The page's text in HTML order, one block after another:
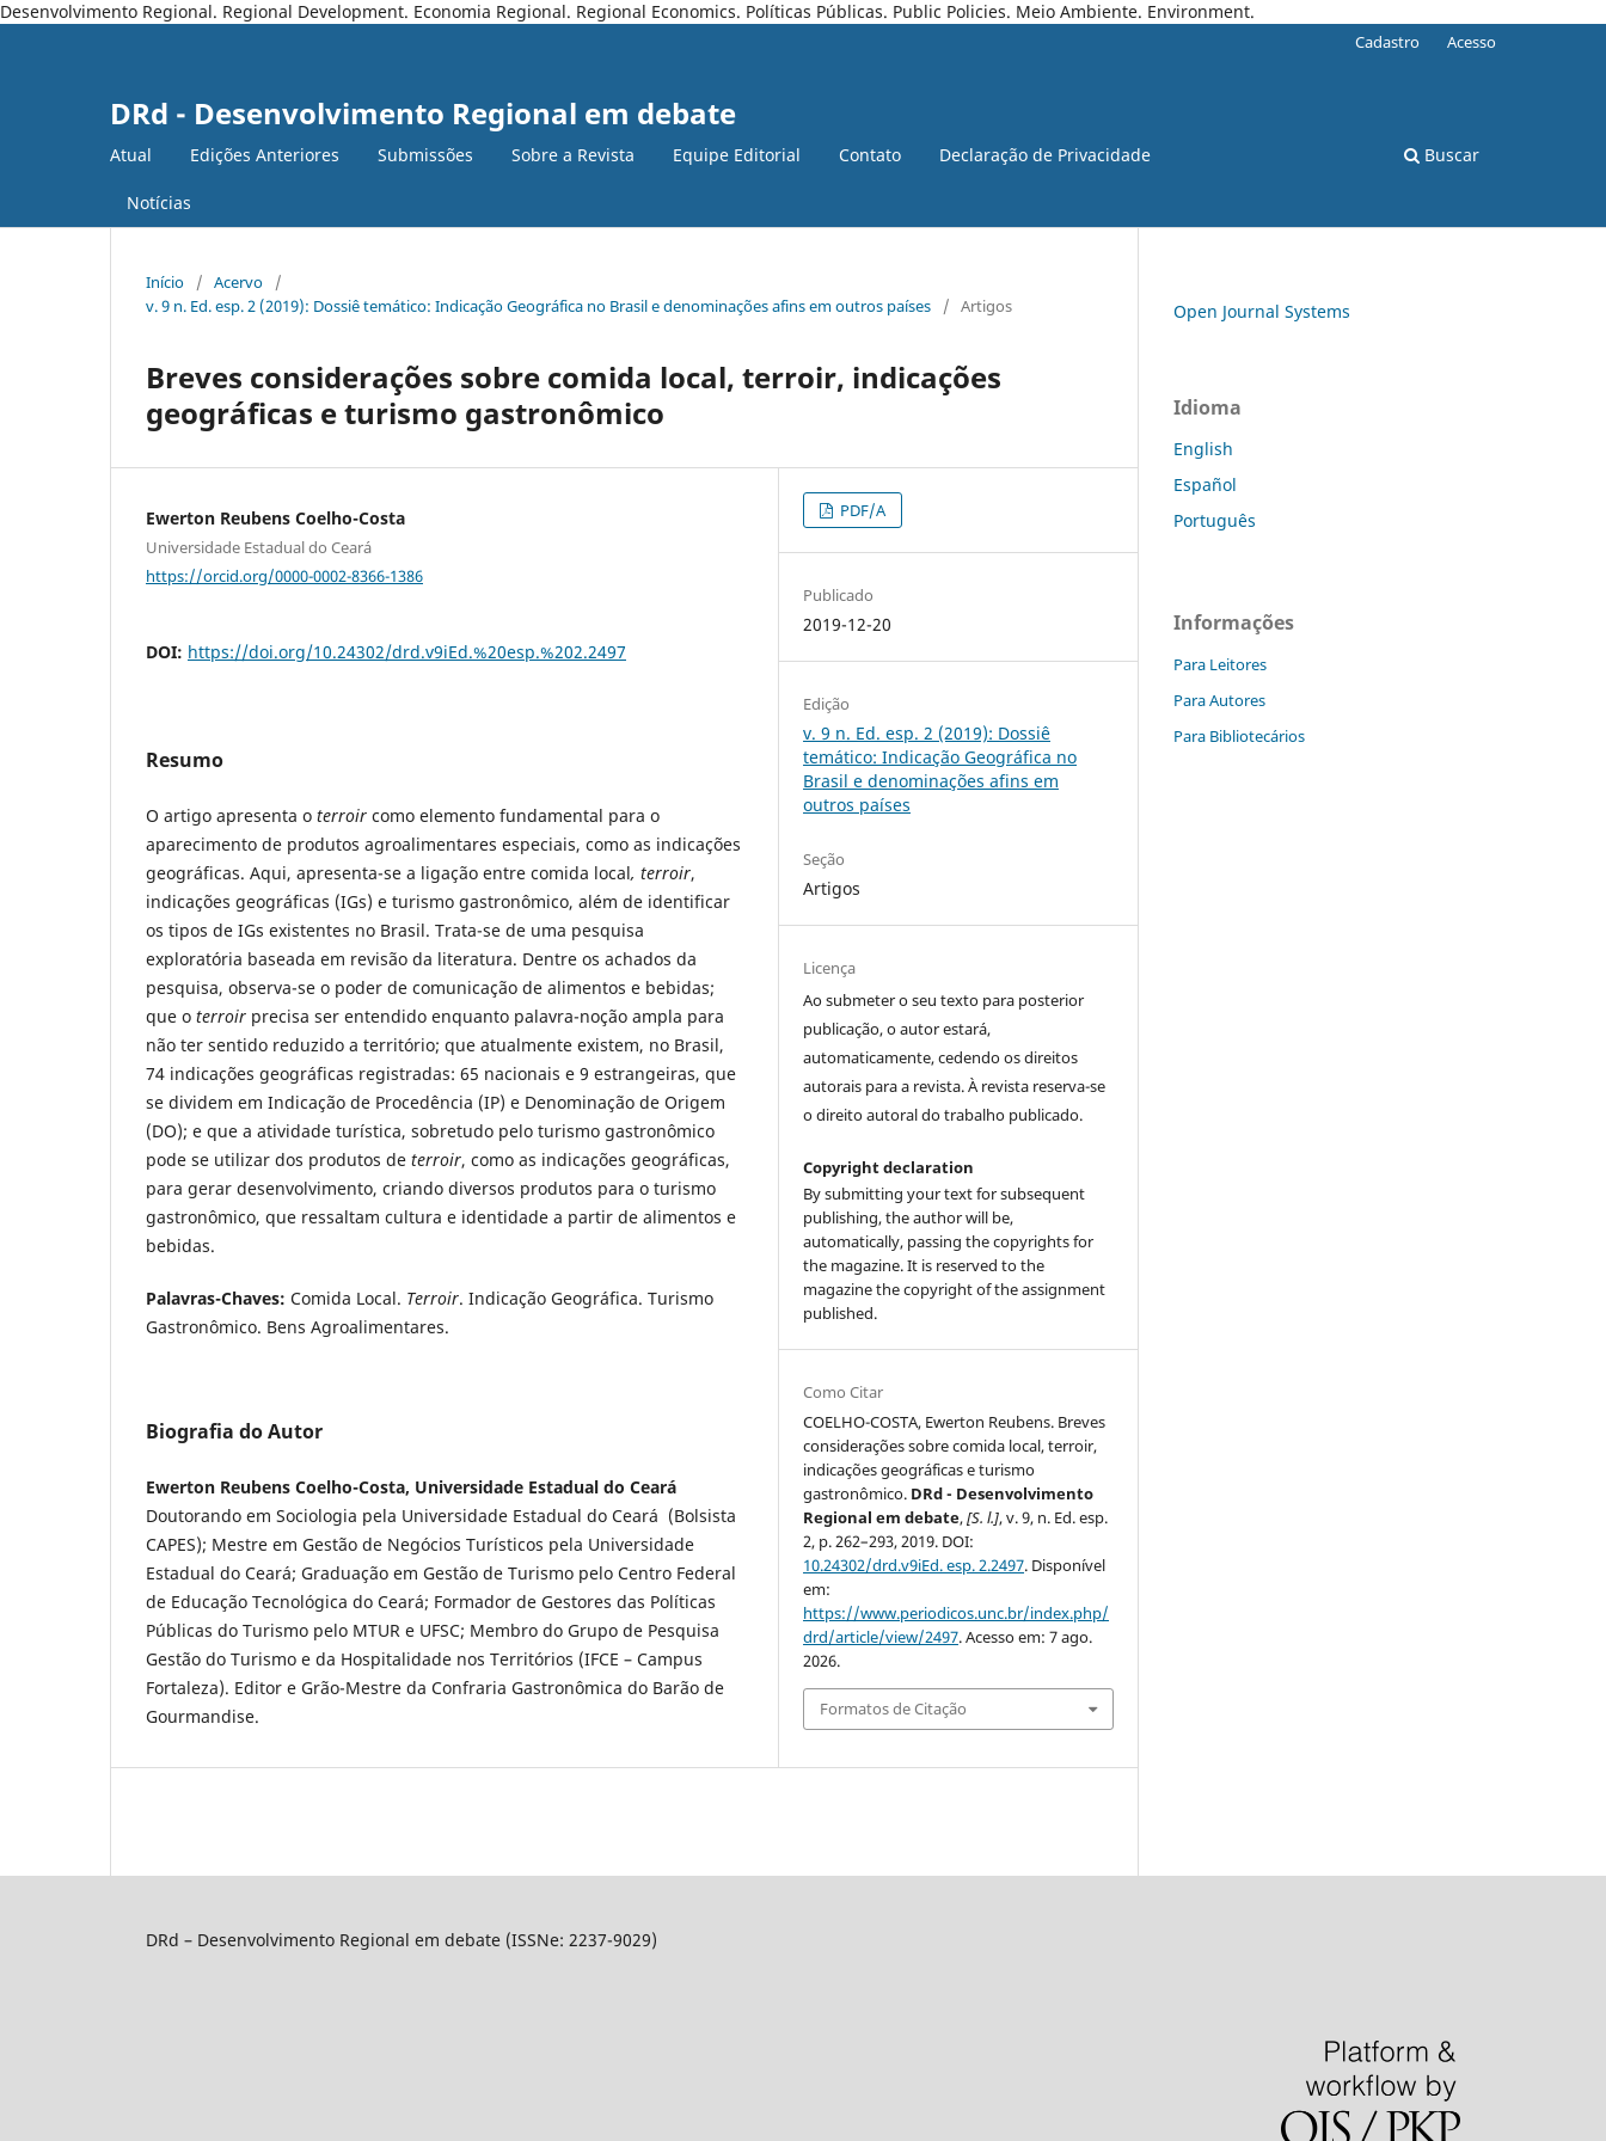
Desenvolvimento Regional. Regional Development. Economia Regional. Regional Economics. Políticas Públicas. Public Policies. Meio Ambiente. Environment.
DRd - Desenvolvimento Regional em debate
Atual Edições Anteriores Submissões Sobre a Revista Equipe Editorial Contato Declaração de Privacidade
Notícias
Buscar
Cadastro Acesso
Início / Acervo
/
v. 9 n. Ed. esp. 2 (2019): Dossiê temático: Indicação Geográfica no Brasil e denominações afins em outros paí­ses
/ Artigos
Breves considerações sobre comida local, terroir, indicações
geográficas e turismo gastronômico
Ewerton Reubens Coelho-Costa
Universidade Estadual do Ceará
https://orcid.org/0000-0002-8366-1386
DOI: https://doi.org/10.24302/drd.v9iEd.%20esp.%202.2497
Resumo
O artigo apresenta o terroir como elemento fundamental para o
aparecimento de produtos agroalimentares especiais, como as indicações
geográficas. Aqui, apresenta-se a ligação entre comida local, terroir,
indicações geográficas (IGs) e turismo gastronômico, além de identificar
os tipos de IGs existentes no Brasil. Trata-se de uma pesquisa
exploratória baseada em revisão da literatura. Dentre os achados da
pesquisa, observa-se o poder de comunicação de alimentos e bebidas;
que o terroir precisa ser entendido enquanto palavra-noção ampla para
não ter sentido reduzido a território; que atualmente existem, no Brasil,
74 indicações geográficas registradas: 65 nacionais e 9 estrangeiras, que
se dividem em Indicação de Procedência (IP) e Denominação de Origem
(DO); e que a atividade turística, sobretudo pelo turismo gastronômico
pode se utilizar dos produtos de terroir, como as indicações geográficas,
para gerar desenvolvimento, criando diversos produtos para o turismo
gastronômico, que ressaltam cultura e identidade a partir de alimentos e
bebidas.
Palavras-Chaves: Comida Local. Terroir. Indicação Geográfica. Turismo
Gastronômico. Bens Agroalimentares.
Biografia do Autor
Ewerton Reubens Coelho-Costa, Universidade Estadual do Ceará
Doutorando em Sociologia pela Universidade Estadual do Ceará (Bolsista
CAPES); Mestre em Gestão de Negócios Turísticos pela Universidade
Estadual do Ceará; Graduação em Gestão de Turismo pelo Centro Federal
de Educação Tecnológica do Ceará; Formador de Gestores das Políticas
Públicas do Turismo pelo MTUR e UFSC; Membro do Grupo de Pesquisa
Gestão do Turismo e da Hospitalidade nos Territórios (IFCE – Campus
Fortaleza). Editor e Grão-Mestre da Confraria Gastronômica do Barão de
Gourmandise.
PDF/A
Publicado
2019-12-20
Edição
v. 9 n. Ed. esp. 2 (2019): Dossiê
temático: Indicação Geográfica no
Brasil e denominações afins em
outros paí­ses
Seção
Artigos
Licença
Ao submeter o seu texto para posterior
publicação, o autor estará,
automaticamente, cedendo os direitos
autorais para a revista. À revista reserva-se
o direito autoral do trabalho publicado.
Copyright declaration
By submitting your text for subsequent
publishing, the author will be,
automatically, passing the copyrights for
the magazine. It is reserved to the
magazine the copyright of the assignment
published.
Como Citar
COELHO-COSTA, Ewerton Reubens. Breves
considerações sobre comida local, terroir,
indicações geográficas e turismo
gastronômico. DRd - Desenvolvimento
Regional em debate,[S. l.], v. 9, n. Ed. esp.
2, p. 262–293, 2019. DOI:
10.24302/drd.v9iEd. esp. 2.2497. Disponível
em:
https://www.periodicos.unc.br/index.php/
drd/article/view/2497. Acesso em: 7 ago.
2026.
Formatos de Citação
Open Journal Systems
Idioma
English
Español
Português
Informações
Para Leitores
Para Autores
Para Bibliotecários
DRd – Desenvolvimento Regional em debate (ISSNe: 2237-9029)